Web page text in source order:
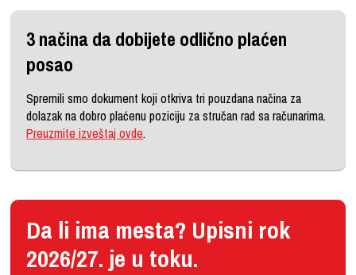
3 načina da dobijete odlično plaćen
posao
Spremili smo dokument koji otkriva tri pouzdana načina za
dolazak na dobro plaćenu poziciju za stručan rad sa računarima.
Preuzmite izveštaj ovde.
Da li ima mesta? Upisni rok
2026/27. je u toku.